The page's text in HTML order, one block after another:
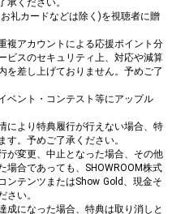
承ください。
礼カードなどは除く)を視聴者に贈
複アカウントによる応援ポイント分
ビスのセキュリティ上、対応や減算
を差し上げておりません。予めご了
ベント・コンテスト等にアップル
により特典履行が行えない場合、特
。予めご了承ください。
が変更、中止となった場合、その他
場合であっても、SHOWROOM株式
ンテンツまたはShow Gold、現金そ
さい。
成になった場合、特典は取り消しと